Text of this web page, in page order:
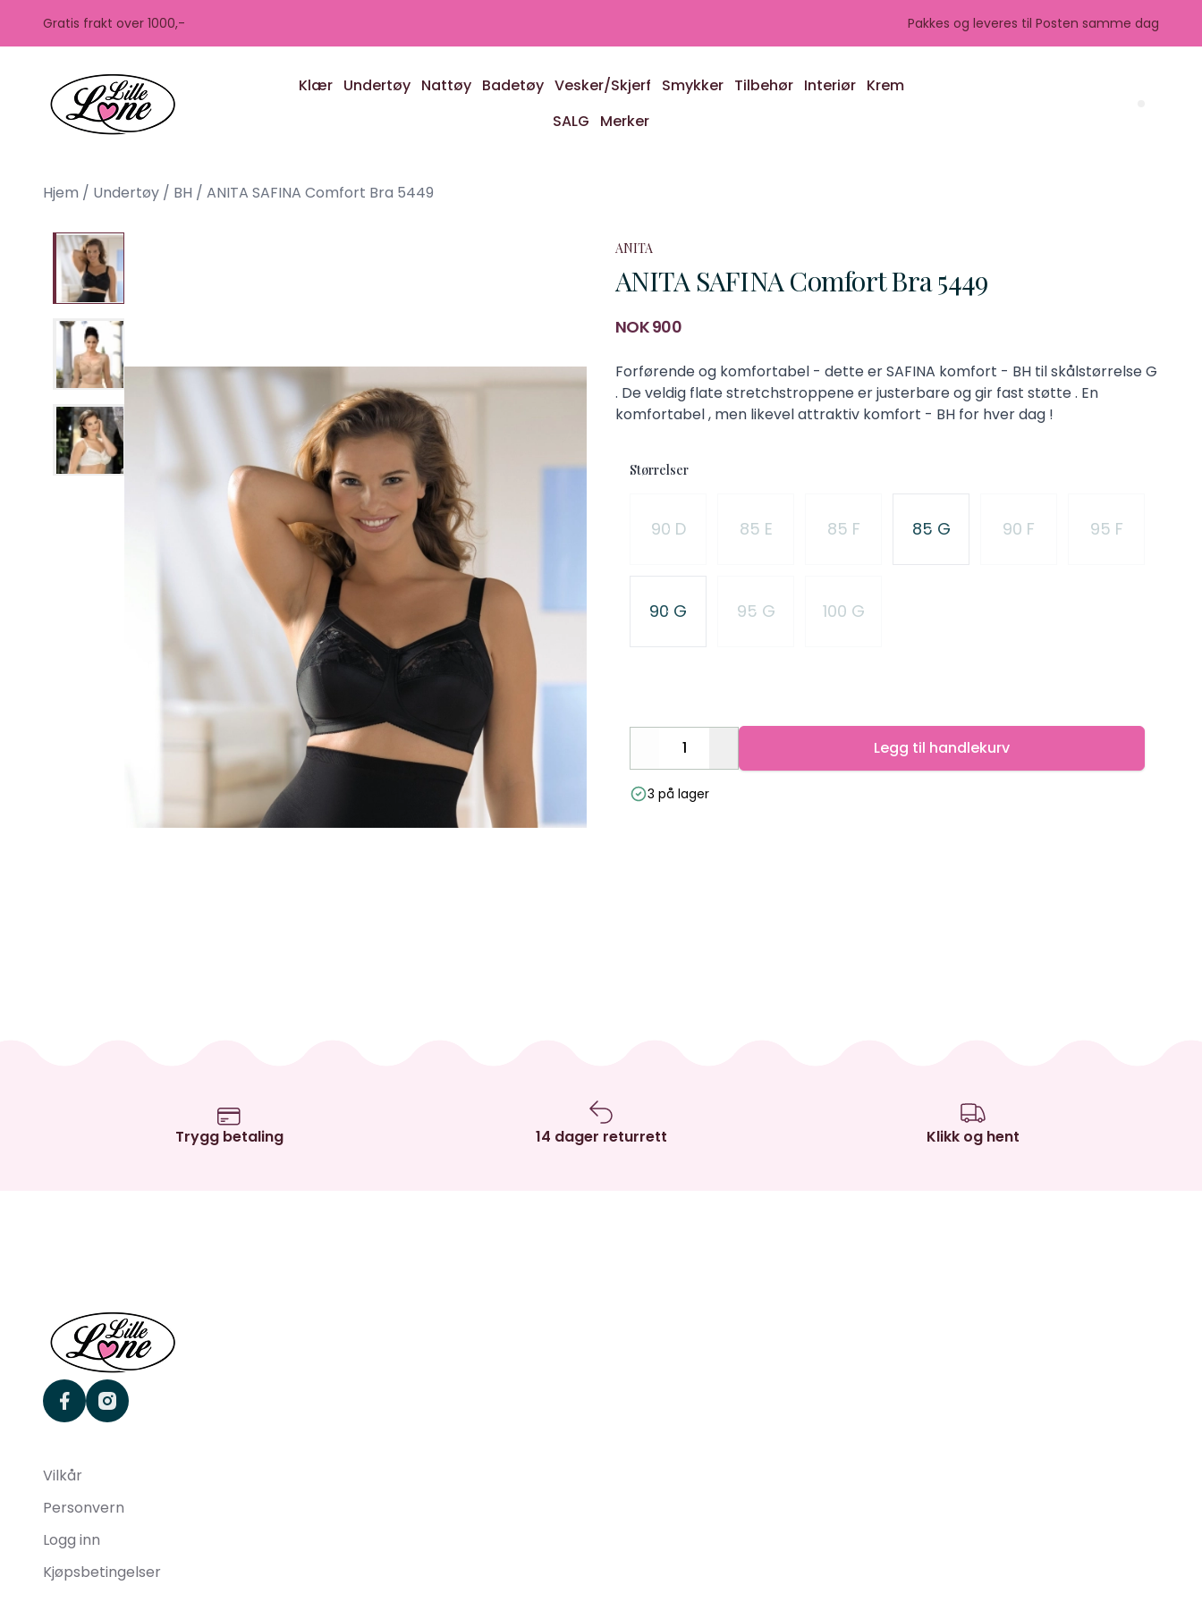
Gratis frakt over 1000,- Pakkes og leveres til Posten samme dag
Klær Undertøy Nattøy Badetøy Vesker/Skjerf Smykker Tilbehør Interiør Krem
SALG
Merker
Hjem / Undertøy / BH / ANITA SAFINA Comfort Bra 5449
ANITA
ANITA SAFINA Comfort Bra 5449
Produktdetaljer
NOK 900
Description
Forførende og komfortabel - dette er SAFINA komfort - BH til skålstørrelse G
. De veldig flate stretchstroppene er justerbare og gir fast støtte . En
komfortabel , men likevel attraktiv komfort - BH for hver dag !
Størrelser
90 D 85 E 85 F 85 G 90 F 95 F
90 G 95 G 100 G
Decrease Legg til handlekurv
3 på lager
Trygg betaling 14 dager returrett Klikk og hent
facebookinstagram
Vilkår
Personvern
Logg inn
Kjøpsbetingelser